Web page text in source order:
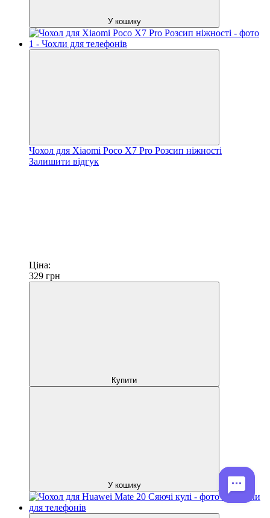
У кошику
Чохол для Xiaomi Poco X7 Pro Розсип ніжності
Залишити відгук
Ціна:
329 грн
Купити
У кошику